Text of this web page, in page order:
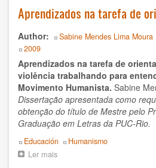
Humanism
Nonviolence
Politics
Psicology
Health
Society
Aprendizados na tarefa de
Author Sabine Mendes Lima Moura
Year
2009
Aprendizados na tarefa de
violência trabalhando para
Movimento Humanista. Sabine
Dissertação apresentada como
obtenção do título de Mestre pelo
Graduação em Letras da PUC-Rio.
Topics
Educación Humanismo
Ler mais